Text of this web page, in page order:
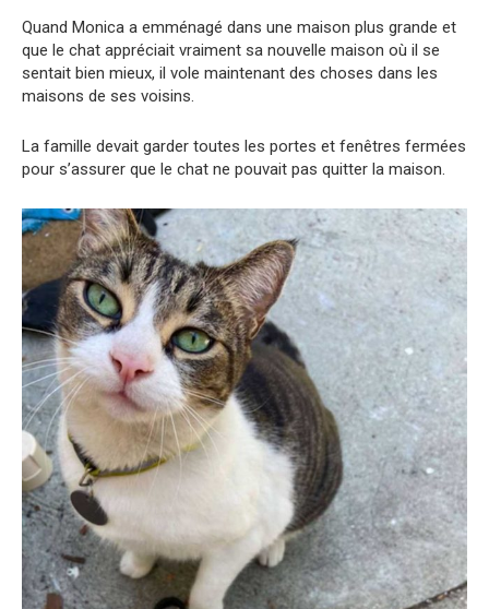
Quand Monica a emménagé dans une maison plus grande et
que le chat appréciait vraiment sa nouvelle maison où il se
sentait bien mieux, il vole maintenant des choses dans les
maisons de ses voisins.
La famille devait garder toutes les portes et fenêtres fermées
pour s’assurer que le chat ne pouvait pas quitter la maison.